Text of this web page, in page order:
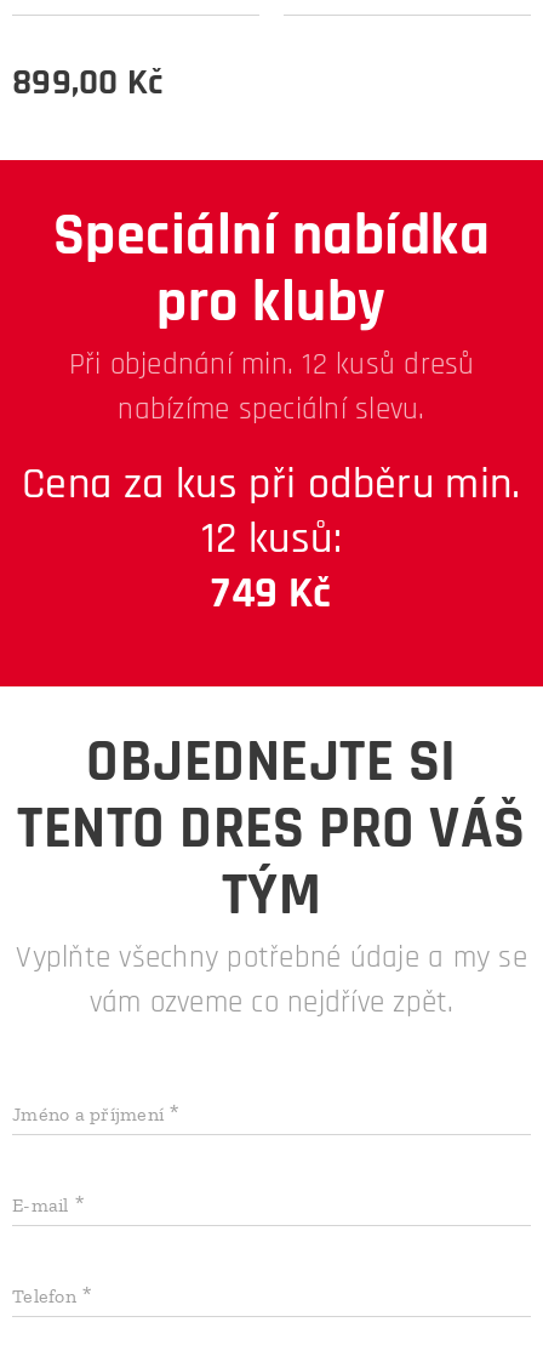
899,00 Kč
Speciální nabídka
pro kluby
Při objednání min. 12 kusů dresů
nabízíme speciální slevu.
Cena za kus při odběru min.
12 kusů:
749 Kč
OBJEDNEJTE SI
TENTO DRES PRO VÁŠ
TÝM
Vyplňte všechny potřebné údaje a my se
vám ozveme co nejdříve zpět.
Jméno a příjmení
E-mail
Telefon